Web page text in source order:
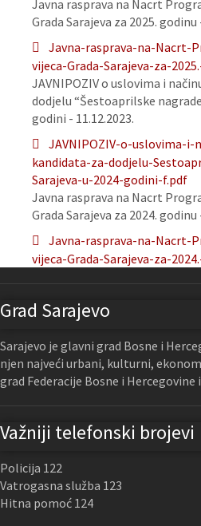
Javna rasprava na Nacrt
Grada Sarajeva za 2025. godinu
Javna-rasprava-na-Nacrt-
vijeca-Grada-Sarajeva-za-
JAVNIPOZIV o uslovima i
dodjelu “Šestoaprilske nagrade
godini - 11.12.2023.
JAVNIPOZIV-o-uslovima-i-
kandidata-za-dodjelu-
Sarajeva-u-2024-godini-f.pdf
Javna rasprava na Nacrt
Grada Sarajeva za 2024. godinu
Javna-rasprava-na-Nacrt-
vijeca-Grada-Sarajeva-za-
Grad Sarajevo
Sarajevo je glavni grad Bosne i
njen najveći urbani, kulturni,
grad Federacije Bosne i
Važniji telefonski brojevi
Policija 122
Vatrogasna služba 123
Hitna pomoć 124